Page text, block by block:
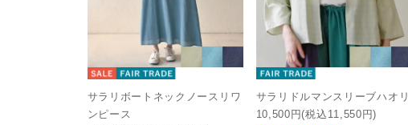
サラリボートネックノースリワ
ンピース
サラリドルマンスリーブハオリ
10,500円(税込11,550円)